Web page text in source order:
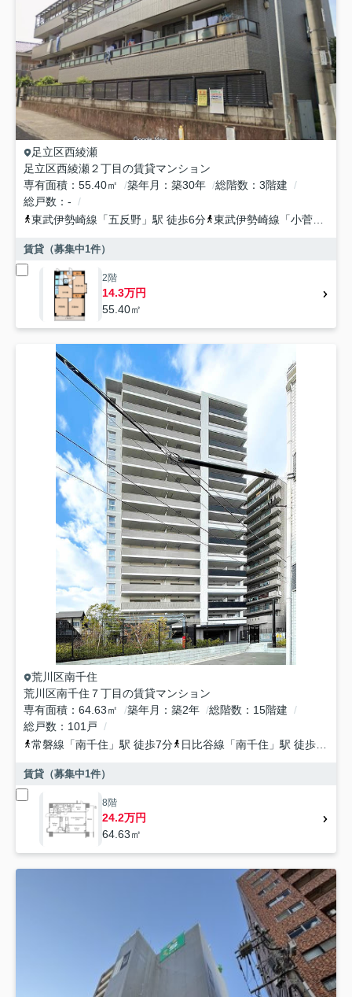
足立区西綾瀬
足立区西綾瀬２丁目の賃貸マンション
専有面積
55.40㎡ 築年月 築30年 総階数
3階建
総戸数
-
東武伊勢崎線 「五反野 」駅 徒歩6分 東武伊勢崎線 「小菅」駅
賃貸（募集中1件）
2階
14.3万円
55.40㎡
荒川区南千住
荒川区南千住７丁目の賃貸マンション
専有面積
64.63㎡ 築年月 築2年 総階数
15階建
総戸数
101戸
常磐線 「南千住 」駅 徒歩7分 日比谷線 「南千住 」駅 徒歩8分
賃貸（募集中1件）
8階
24.2万円
64.63㎡